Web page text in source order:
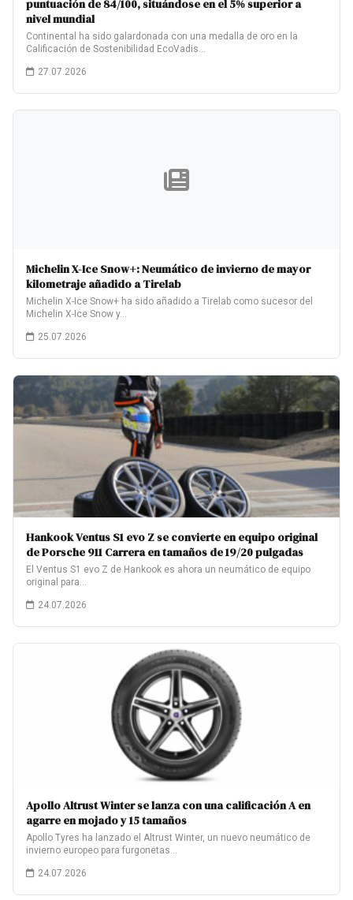
puntuación de 84/100, situándose en el 5% superior a
nivel mundial
Continental ha sido galardonada con una medalla de oro en la
Calificación de Sostenibilidad EcoVadis…
27.07.2026
Michelin X-Ice Snow+: Neumático de invierno de mayor
kilometraje añadido a Tirelab
Michelin X-Ice Snow+ ha sido añadido a Tirelab como sucesor del
Michelin X-Ice Snow y…
25.07.2026
Hankook Ventus S1 evo Z se convierte en equipo original
de Porsche 911 Carrera en tamaños de 19/20 pulgadas
El Ventus S1 evo Z de Hankook es ahora un neumático de equipo
original para…
24.07.2026
Apollo Altrust Winter se lanza con una calificación A en
agarre en mojado y 15 tamaños
Apollo Tyres ha lanzado el Altrust Winter, un nuevo neumático de
invierno europeo para furgonetas…
24.07.2026